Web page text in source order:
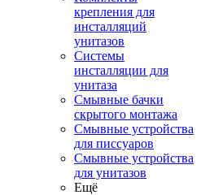
крепления для
инсталляций
унитазов
Системы
инсталляции для
унитаза
Смывные бачки
скрытого монтажа
Смывные устройства
для писсуаров
Смывные устройства
для унитазов
Ещё